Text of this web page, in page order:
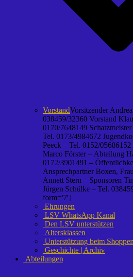
VorstandVorsitzender
038459/32360 Vorstand
0170/7648149
Tel. 0173/4984672
Peeck – Tel. 0152/
Marco Förster – Abteilung
0172/3901491 –
Ansprechpartner Boxen,
Annett Stern – Sponsoren
Jürgen Schülke – Tel.
form='7']
Ehrungen
LSV WhatsApp Kanal
Den LSV unterstützen
Altersklassen
Unterstützung beim Shoppen
Geschichte | Archiv
Abteilungen